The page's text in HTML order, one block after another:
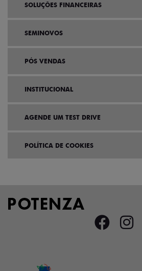
SOLUÇÕES FINANCEIRAS
SEMINOVOS
PÓS VENDAS
INSTITUCIONAL
AGENDE UM TEST DRIVE
POLÍTICA DE COOKIES